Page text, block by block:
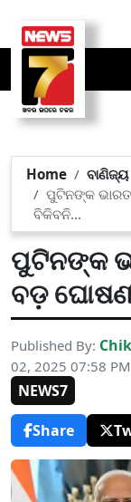
Home
ବାଣିଜ୍ୟ
ପୁଟିନଙ୍କ
ବିକିବନି...
ପୁଟିନଙ୍କ
ବଡ଼
Published By:
02, 2025 07:58 PM
NEWS7
Share